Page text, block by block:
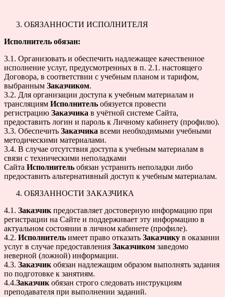
ОБЯЗАННОСТИ ИСПОЛНИТЕЛЯ
Исполнитель обязан:
3.1. Организовать и обеспечить надлежащее качественное
исполнение услуг, предусмотренных в п. 2.1. настоящего
Договора, в соответствии с учебным планом и тарифом,
выбранным Заказчиком.
3.2. Для организации доступа к учебным материалам и
трансляциям Исполнитель обязуется провести
регистрацию Заказчика в учётной системе Сайта,
предоставить логин и пароль к Личному кабинету (профилю).
3.3. Обеспечить Заказчика всеми необходимыми учебными
методическими материалами.
3.4. В случае отсутствия доступа к учебным материалам в
связи с техническими неполадками
Сайта Исполнитель обязан устранить неполадки либо
предоставить альтернативный доступ к учебным материалам.
ОБЯЗАННОСТИ ЗАКАЗЧИКА
4.1. Заказчик предоставляет достоверную информацию при
регистрации на Сайте и поддерживает эту информацию в
актуальном состоянии в личном кабинете (профиле).
4.2. Исполнитель имеет право отказать Заказчику в оказании
услуг в случае предоставления Заказчиком заведомо
неверной (ложной) информации.
4.3. Заказчик обязан надлежащим образом выполнять задания
по подготовке к занятиям.
4.4.Заказчик обязан строго следовать инструкциям
преподавателя при выполнении заданий.